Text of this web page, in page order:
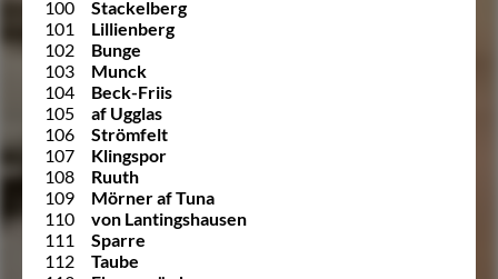
100
Stackelberg
101
Lillienberg
102
Bunge
103
Munck
104
Beck-Friis
105
af Ugglas
106
Strömfelt
107
Klingspor
108
Ruuth
109
Mörner af Tuna
110
von Lantingshausen
111
Sparre
112
Taube